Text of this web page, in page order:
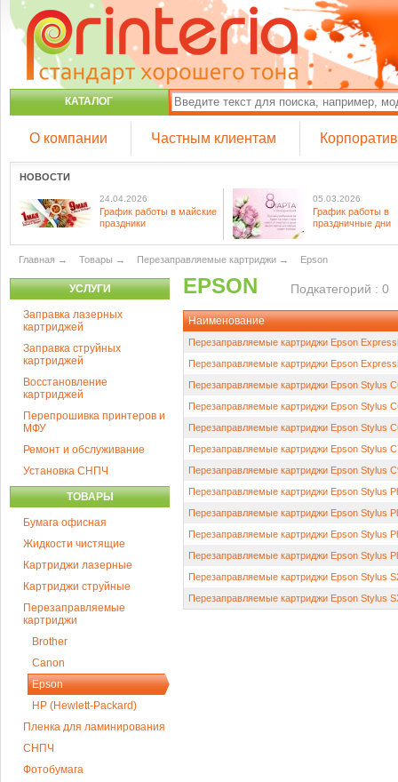
КАТАЛОГ
О компании Частным клиентам
НОВОСТИ
24.04.2026
График работы в майские
праздники
05.03.2026
График работы в
праздничные дни
Главная → Товары → Перезаправляемые картриджи → Epson
УСЛУГИ
Заправка лазерных
картриджей
Заправка струйных
картриджей
Восстановление
картриджей
Перепрошивка принтеров и
МФУ
Ремонт и обслуживание
Установка СНПЧ
ТОВАРЫ
Бумага офисная
Жидкости чистящие
Картриджи лазерные
Картриджи струйные
Перезаправляемые
картриджи
Brother
Canon
Epson
HP (Hewlett-Packard)
Пленка для ламинирования
СНПЧ
Фотобумага
EPSON Подкатегорий : 0
Наименование
Перезаправляемые картриджи Epson
Перезаправляемые картриджи Epson
Перезаправляемые картриджи Epson Stylus
Перезаправляемые картриджи Epson Stylus
Перезаправляемые картриджи Epson Stylus
Перезаправляемые картриджи Epson Stylus
Перезаправляемые картриджи Epson Stylus
Перезаправляемые картриджи Epson Stylus
Перезаправляемые картриджи Epson Stylus
Перезаправляемые картриджи Epson Stylus
Перезаправляемые картриджи Epson Stylus
Перезаправляемые картриджи Epson Stylus
Перезаправляемые картриджи Epson Stylus